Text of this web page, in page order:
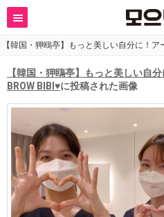
【韓国・狎鴎亭】もっと美しい自分に！ア
【韓国・狎鴎亭】もっと美しい自
BROW BIBI♥に投稿された画像